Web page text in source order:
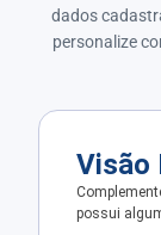
dados
personalize
Visão
possui